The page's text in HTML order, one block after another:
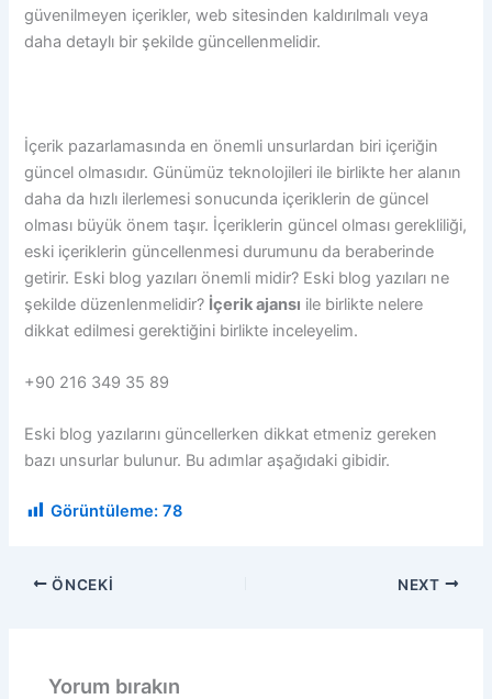
güvenilmeyen içerikler, web sitesinden kaldırılmalı veya
daha detaylı bir şekilde güncellenmelidir.
İçerik pazarlamasında en önemli unsurlardan biri içeriğin
güncel olmasıdır. Günümüz teknolojileri ile birlikte her alanın
daha da hızlı ilerlemesi sonucunda içeriklerin de güncel
olması büyük önem taşır. İçeriklerin güncel olması gerekliliği,
eski içeriklerin güncellenmesi durumunu da beraberinde
getirir. Eski blog yazıları önemli midir? Eski blog yazıları ne
şekilde düzenlenmelidir? İçerik ajansı ile birlikte nelere
dikkat edilmesi gerektiğini birlikte inceleyelim.
+90 216 349 35 89
Eski blog yazılarını güncellerken dikkat etmeniz gereken
bazı unsurlar bulunur. Bu adımlar aşağıdaki gibidir.
Görüntüleme: 78
ÖNCEKI NEXT
Yorum bırakın